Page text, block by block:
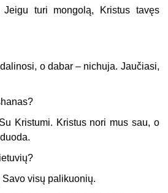
Jeigu turi mongolą, Kristus tavęs
o dabar – nichuja. Jaučiasi,
Kristumi. Kristus nori mus sau, o
Savo visų palikuonių.